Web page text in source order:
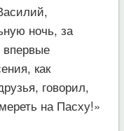
ночь, за
впервые
как
говорил,
на Пасху!»